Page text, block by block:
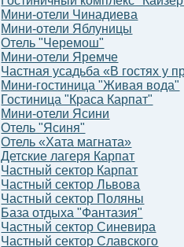
Мини-отели Чинадиева
Мини-отели Яблуницы
Отель "Черемош"
Мини-отели Яремче
Частная усадьба «В гостях у
Мини-гостиница "Живая вода"
Гостиница "Краса Карпат"
Мини-отели Ясини
Отель "Ясиня"
Отель «Хата магната»
Детские лагеря Карпат
Частный сектор Карпат
Частный сектор Львова
Частный сектор Поляны
База отдыха "Фантазия"
Частный сектор Синевира
Частный сектор Славского